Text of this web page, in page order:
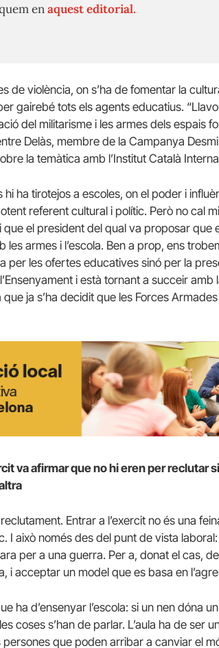
enaquest editorial.
de violència, on s’ha de fomentar la
gairebé tots els agents educatius.
del militarisme i les armes dels espais
Delàs, membre de la Campanya
la temàtica amb l’Institut Català
ha tirotejos a escoles, on el poder i
referent cultural i polític. Però no cal
el president del qual va proposar que
armes i l’escola. Ben a prop, ens
per les ofertes educatives sinó per la
i està tornant a succeir amb
que ja s’ha decidit que les Forces
va afirmar que no hi eren per reclutar
Entrar a l’exercit no és una
I això només des del punt de vista
per a una guerra. Per a, donat el cas,
acceptar un model que es basa en
ha d’ensenyar l’escola: si un nen dóna
coses s’han de parlar. L’aula ha de ser
que poden arribar a canviar el